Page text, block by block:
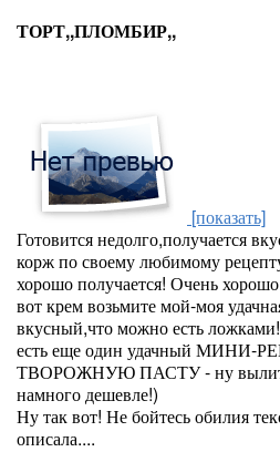
ТОРТ,,ПЛОМБИР,,
[показать]
Готовится недолго,получается
корж по своему любимому
хорошо получается! Очень
вот крем возьмите мой-моя
вкусный,что можно есть
есть еще один удачный МИНИ-
ТВОРОЖНУЮ ПАСТУ - ну
намного дешевле!)
Ну так вот! Не бойтесь обилия
описала....